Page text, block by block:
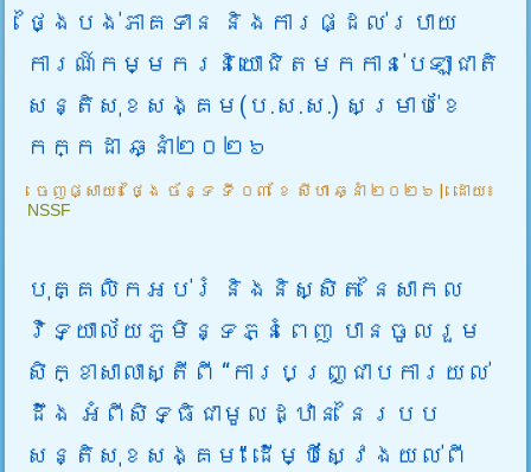
ថ្ងៃបង់ភាគទាន និងការផ្ដល់របាយ
ការណ៍កម្មករនិយោជិតមកកាន់បេឡាជាតិ
សន្តិសុខសង្គម(ប.ស.ស.) សម្រាប់ខែ
កក្កដា ឆ្នាំ២០២៦
ចេញផ្សាយ៖ ថ្ងៃ ច័ន្ទ ទី ០៣ ខែ សីហា ឆ្នាំ ២០២៦ | ដោយ៖
NSSF
បុគ្គលិកអប់រំ និងនិស្សិត នៃសាកល
វិទ្យាល័យភូមិន្ទភ្នំពេញ បានចូលរួម
សិក្ខាសាលាស្តីពី “ការបញ្ជ្រាបការយល់
ដឹង អំពីសិទ្ធិជាមូលដ្ឋាន នៃរបប
សន្តិសុខសង្គម” ដើម្បីស្វែងយល់ពី